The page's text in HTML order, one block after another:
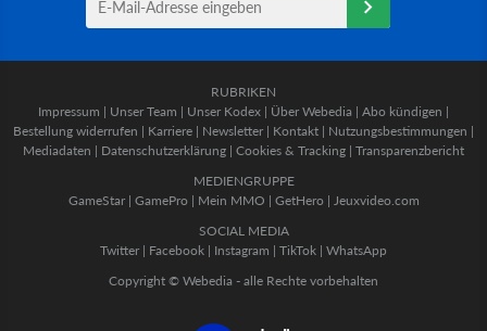
RUBRIKEN
Impressum | Unser Team | Unser Kodex | Über Webedia | Abo kündigen |
Bestellung widerrufen | Karriere | Newsletter | Kontakt | Nutzungsbestimmungen |
Mediadaten | Datenschutzerklärung | Cookies & Tracking | Transparenzbericht
MEDIENGRUPPE
GameStar| GamePro | Mein MMO | GetHero | Jeuxvideo.com
SOCIAL MEDIA
Twitter | Facebook | Instagram | TikTok | WhatsApp
Copyright © Webedia - alle Rechte vorbehalten